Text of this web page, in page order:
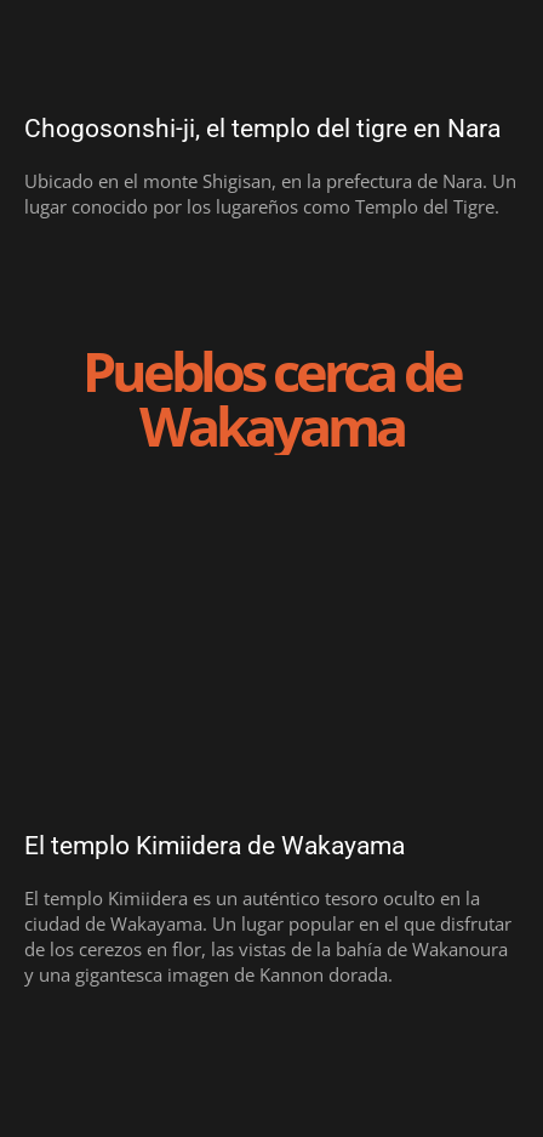
Chogosonshi-ji, el templo del tigre en Nara
Ubicado en el monte Shigisan, en la prefectura de Nara. Un
lugar conocido por los lugareños como Templo del Tigre.
Pueblos cerca de
Wakayama
El templo Kimiidera de Wakayama
El templo Kimiidera es un auténtico tesoro oculto en la
ciudad de Wakayama. Un lugar popular en el que disfrutar
de los cerezos en flor, las vistas de la bahía de Wakanoura
y una gigantesca imagen de Kannon dorada.